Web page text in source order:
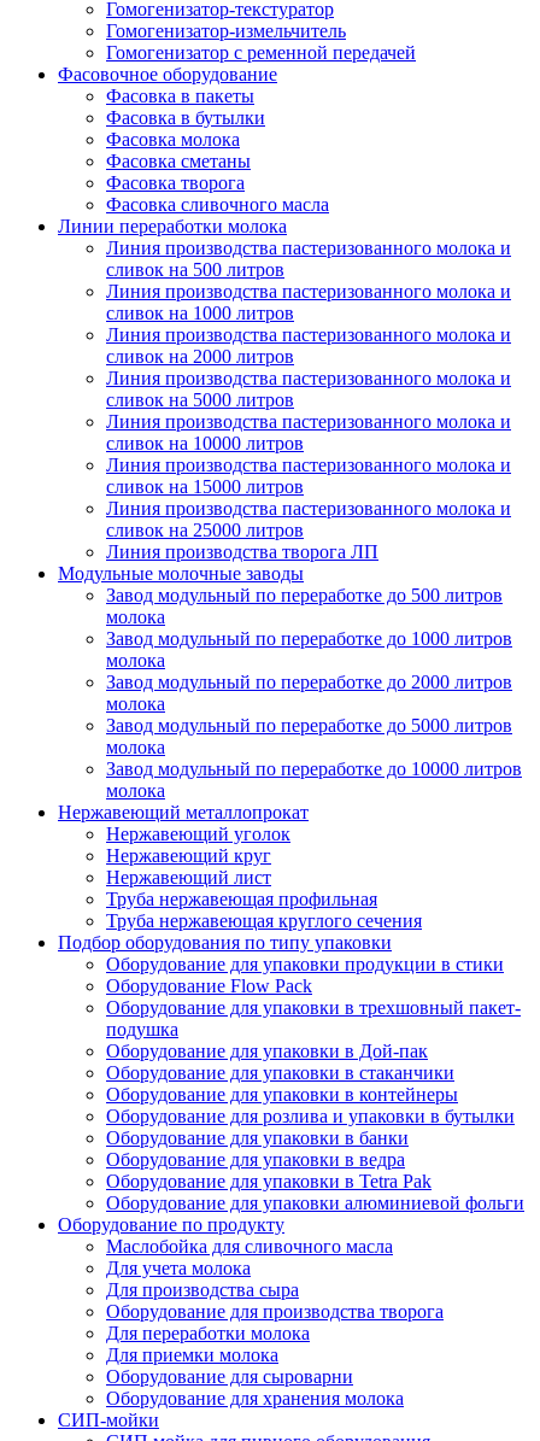
Гомогенизатор-текстуратор
Гомогенизатор-измельчитель
Гомогенизатор с ременной передачей
Фасовочное оборудование
Фасовка в пакеты
Фасовка в бутылки
Фасовка молока
Фасовка сметаны
Фасовка творога
Фасовка сливочного масла
Линии переработки молока
Линия производства пастеризованного молока и
сливок на 500 литров
Линия производства пастеризованного молока и
сливок на 1000 литров
Линия производства пастеризованного молока и
сливок на 2000 литров
Линия производства пастеризованного молока и
сливок на 5000 литров
Линия производства пастеризованного молока и
сливок на 10000 литров
Линия производства пастеризованного молока и
сливок на 15000 литров
Линия производства пастеризованного молока и
сливок на 25000 литров
Линия производства творога ЛП
Модульные молочные заводы
Завод модульный по переработке до 500 литров
молока
Завод модульный по переработке до 1000 литров
молока
Завод модульный по переработке до 2000 литров
молока
Завод модульный по переработке до 5000 литров
молока
Завод модульный по переработке до 10000 литров
молока
Нержавеющий металлопрокат
Нержавеющий уголок
Нержавеющий круг
Нержавеющий лист
Труба нержавеющая профильная
Труба нержавеющая круглого сечения
Подбор оборудования по типу упаковки
Оборудование для упаковки продукции в стики
Оборудование Flow Pack
Оборудование для упаковки в трехшовный пакет-
подушка
Оборудование для упаковки в Дой-пак
Оборудование для упаковки в стаканчики
Оборудование для упаковки в контейнеры
Оборудование для розлива и упаковки в бутылки
Оборудование для упаковки в банки
Оборудование для упаковки в ведра
Оборудование для упаковки в Tetra Pak
Оборудование для упаковки алюминиевой фольги
Оборудование по продукту
Маслобойка для сливочного масла
Для учета молока
Для производства сыра
Оборудование для производства творога
Для переработки молока
Для приемки молока
Оборудование для сыроварни
Оборудование для хранения молока
СИП-мойки